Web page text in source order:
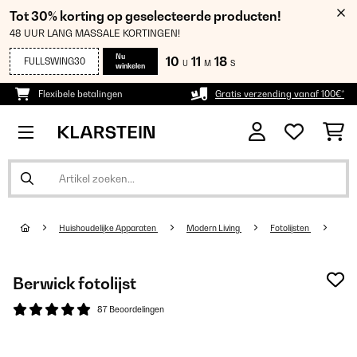
Tot 30% korting op geselecteerde producten!
48 UUR LANG MASSALE KORTINGEN!
FULLSWING30
Nu
winkelen
10 U 11 M 18 S
Flexibele betalingen Gratis verzending vanaf 100€*
Huishoudelijke Apparaten Modern Living Fotolijsten
Berwick fotolijst
87 Beoordelingen